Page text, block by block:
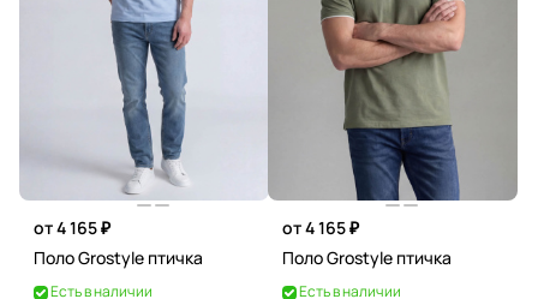
от 4 165 ₽
Поло Grostyle птичка
Есть в наличии
от 4 165 ₽
Поло Grostyle птичка
Есть в наличии